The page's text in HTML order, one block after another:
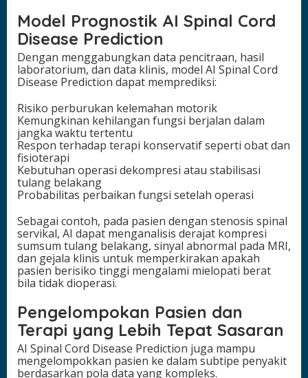
Model Prognostik AI Spinal Cord
Disease Prediction
Dengan menggabungkan data pencitraan, hasil
laboratorium, dan data klinis, model AI Spinal Cord
Disease Prediction dapat memprediksi:
Risiko perburukan kelemahan motorik
Kemungkinan kehilangan fungsi berjalan dalam
jangka waktu tertentu
Respon terhadap terapi konservatif seperti obat dan
fisioterapi
Kebutuhan operasi dekompresi atau stabilisasi
tulang belakang
Probabilitas perbaikan fungsi setelah operasi
Sebagai contoh, pada pasien dengan stenosis spinal
servikal, AI dapat menganalisis derajat kompresi
sumsum tulang belakang, sinyal abnormal pada MRI,
dan gejala klinis untuk memperkirakan apakah
pasien berisiko tinggi mengalami mielopati berat
bila tidak dioperasi.
Pengelompokan Pasien dan
Terapi yang Lebih Tepat Sasaran
AI Spinal Cord Disease Prediction juga mampu
mengelompokkan pasien ke dalam subtipe penyakit
berdasarkan pola data yang kompleks.